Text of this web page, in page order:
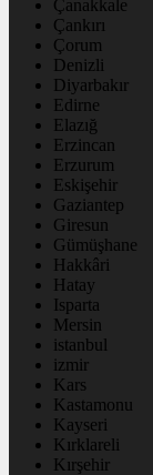
Çanakkale
Çankırı
Çorum
Denizli
Diyarbakır
Edirne
Elazığ
Erzincan
Erzurum
Eskişehir
Gaziantep
Giresun
Gümüşhane
Hakkâri
Hatay
Isparta
Mersin
istanbul
izmir
Kars
Kastamonu
Kayseri
Kırklareli
Kırşehir